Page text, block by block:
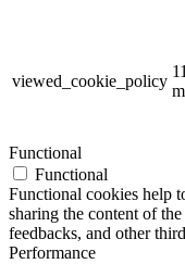
viewed_cookie_policy
11
Functional
Functional
Functional cookies help
sharing the content of
feedbacks, and other
Performance